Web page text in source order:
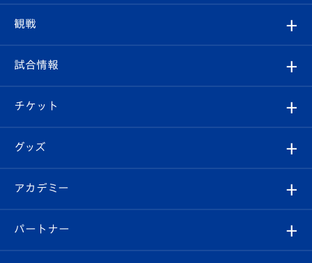
クラブ
試合情報
チケット
イベント
メディア
クラブ概要
エンブレム紹介
スタッフプロフィール
マスコット紹介
観戦
観戦ルール
はじめての観戦ガイド
Revive Team
ヴィヴィくんの長崎おもてなしガイド
試合情報
試合日程/結果
フォトギャラリー
スタジアムグルメ
チケット
チケット
V-LOVERS（ファンクラブ）
プレイヤーズスイート
グッズ
オンラインショップ
店舗情報
アカデミー
育成からのお知らせ
パートナー